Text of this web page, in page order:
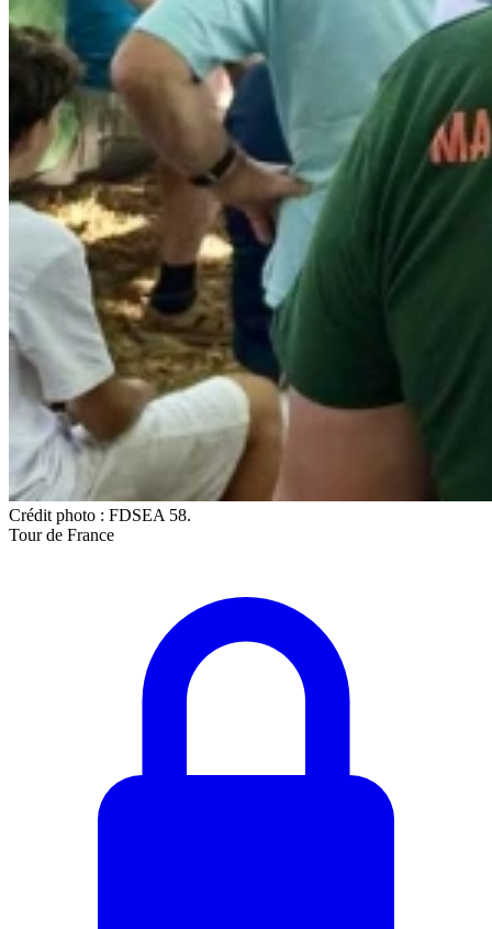
Crédit photo : FDSEA 58.
Tour de France